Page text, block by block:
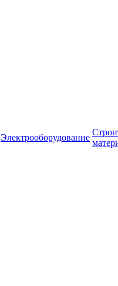
Электрооборудование